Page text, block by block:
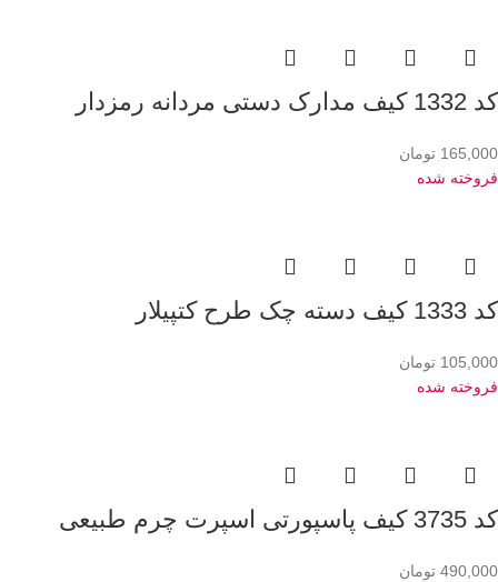
کد 1332 کیف مدارک دستی مردانه رمزدار
165,000 تومان
فروخته شده
کد 1333 کیف دسته چک طرح کتپیلار
105,000 تومان
فروخته شده
کد 3735 کیف پاسپورتی اسپرت چرم طبیعی
490,000 تومان